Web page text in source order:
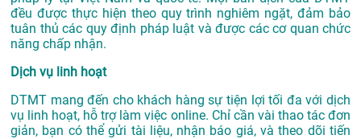
đều được thực hiện theo quy trình nghiêm ngặt, đảm bảo
tuân thủ các quy định pháp luật và được các cơ quan chức
năng chấp nhận.
Dịch vụ linh hoạt
DTMT mang đến cho khách hàng sự tiện lợi tối đa với dịch
vụ linh hoạt, hỗ trợ làm việc online. Chỉ cần vài thao tác đơn
giản, bạn có thể gửi tài liệu, nhận báo giá, và theo dõi tiến